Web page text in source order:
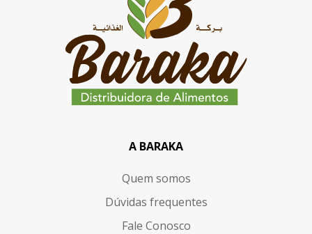
A BARAKA
Quem somos
Dúvidas frequentes
Fale Conosco